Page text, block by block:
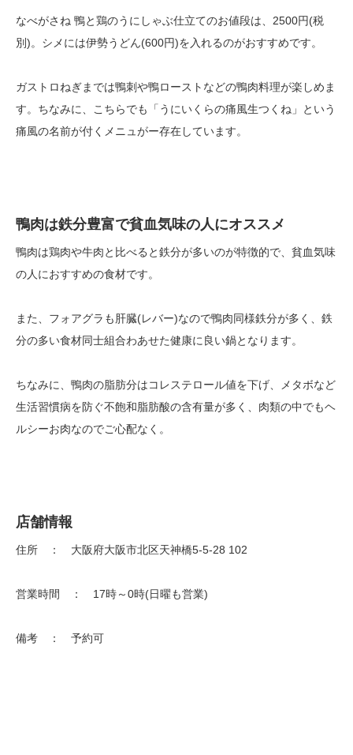
なべがさね 鴨と鶏のうにしゃぶ仕立てのお値段は、2500円(税
別)。シメには伊勢うどん(600円)を入れるのがおすすめです。
ガストロねぎまでは鴨刺や鴨ローストなどの鴨肉料理が楽しめま
す。ちなみに、こちらでも「うにいくらの痛風生つくね」という
痛風の名前が付くメニュがー存在しています。
鴨肉は鉄分豊富で貧血気味の人にオススメ
鴨肉は鶏肉や牛肉と比べると鉄分が多いのが特徴的で、貧血気味
の人におすすめの食材です。
また、フォアグラも肝臓(レバー)なので鴨肉同様鉄分が多く、鉄
分の多い食材同士組合わあせた健康に良い鍋となります。
ちなみに、鴨肉の脂肪分はコレステロール値を下げ、メタボなど
生活習慣病を防ぐ不飽和脂肪酸の含有量が多く、肉類の中でもヘ
ルシーお肉なのでご心配なく。
店舗情報
住所 ： 大阪府大阪市北区天神橋5-5-28 102
営業時間 ： 17時～0時(日曜も営業)
備考 ： 予約可